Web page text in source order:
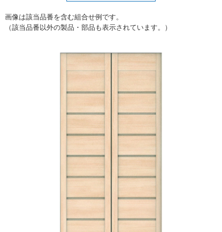
画像は該当品番を含む組合せ例です。
（該当品番以外の製品・部品も表示されています。）